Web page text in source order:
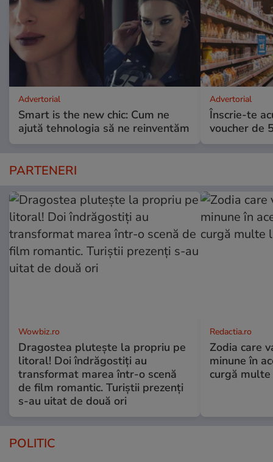
Advertorial
Smart is the new chic: Cum ne
ajută tehnologia să ne reinventăm
Advertorial
Înscrie-te
voucher de
PARTENERI
Wowbiz.ro
Dragostea plutește la propriu pe
litoral! Doi îndrăgostiți au
transformat marea într-o scenă
de film romantic. Turiștii prezenți
s-au uitat de două ori
Redactia.ro
Zodia care
minune în
curgă
POLITIC